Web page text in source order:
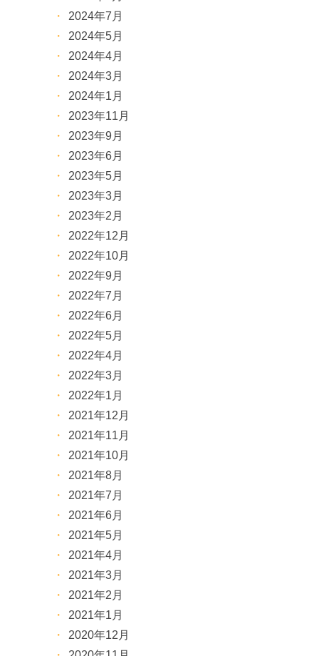
2024年7月
2024年5月
2024年4月
2024年3月
2024年1月
2023年11月
2023年9月
2023年6月
2023年5月
2023年3月
2023年2月
2022年12月
2022年10月
2022年9月
2022年7月
2022年6月
2022年5月
2022年4月
2022年3月
2022年1月
2021年12月
2021年11月
2021年10月
2021年8月
2021年7月
2021年6月
2021年5月
2021年4月
2021年3月
2021年2月
2021年1月
2020年12月